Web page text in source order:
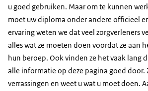
u goed gebruiken. Maar om te kunnen
moet uw diploma onder andere officieel
ervaring weten we dat veel zorgverleners
alles wat ze moeten doen voordat ze aan
hun beroep. Ook vinden ze het vaak lang
alle informatie op deze pagina goed door.
verrassingen en weet u wat u moet doen.